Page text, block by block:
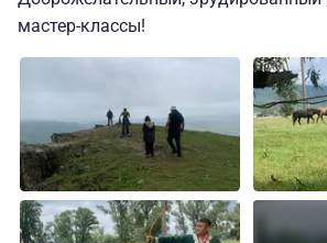
мастер-классы!